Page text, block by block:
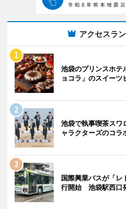
アクセスラ
池袋のプリンスホテ
ョコラ」のスイーツ
池袋で執事喫茶スワ
ャラクターズのコラ
国際興業バスが「レ
行開始 池袋駅西口